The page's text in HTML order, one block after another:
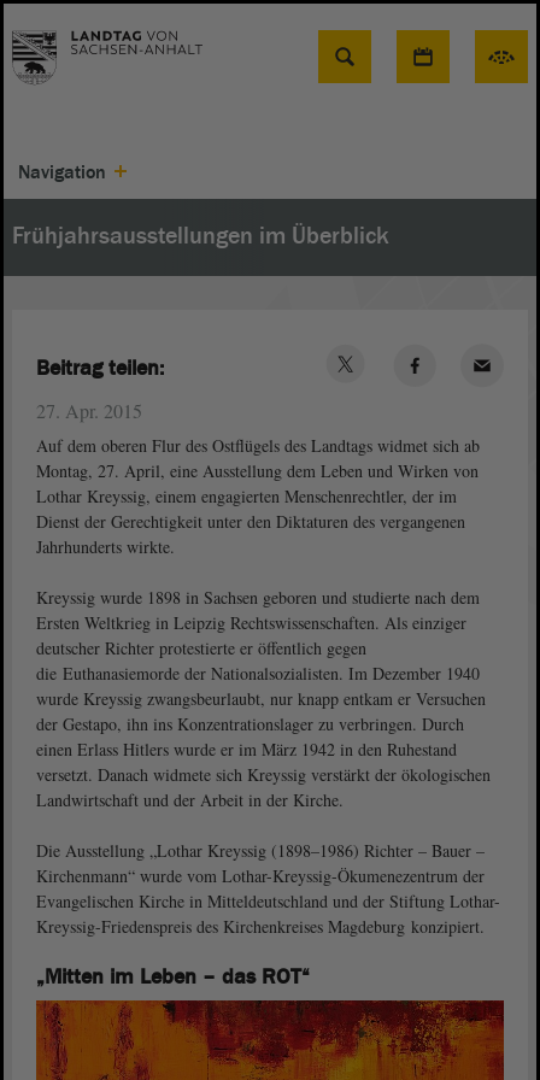
Suche
Navigation
Frühjahrsausstellungen im Überblick
27. Apr. 2015
Auf dem oberen Flur des Ostflügels des Landtags widmet sich ab
Montag, 27. April, eine Ausstellung dem Leben und Wirken von
Lothar Kreyssig, einem engagierten Menschenrechtler, der im
Dienst der Gerechtigkeit unter den Diktaturen des vergangenen
Jahrhunderts wirkte.
Kreyssig wurde 1898 in Sachsen geboren und studierte nach dem
Ersten Weltkrieg in Leipzig Rechtswissenschaften. Als einziger
deutscher Richter protestierte er öffentlich gegen
die Euthanasiemorde der Nationalsozialisten. Im Dezember 1940
wurde Kreyssig zwangsbeurlaubt, nur knapp entkam er Versuchen
der Gestapo, ihn ins Konzentrationslager zu verbringen. Durch
einen Erlass Hitlers wurde er im März 1942 in den Ruhestand
versetzt. Danach widmete sich Kreyssig verstärkt der ökologischen
Landwirtschaft und der Arbeit in der Kirche.
Die Ausstellung „Lothar Kreyssig (1898–1986) Richter – Bauer –
Kirchenmann“ wurde vom Lothar-Kreyssig-Ökumenezentrum der
Evangelischen Kirche in Mitteldeutschland und der Stiftung Lothar-
Kreyssig-Friedenspreis des Kirchenkreises Magdeburg konzipiert.
„Mitten im Leben – das ROT“
Beitrag teilen: